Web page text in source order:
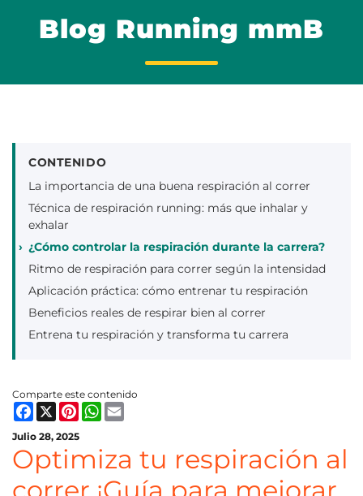
Blog Running mmB
CONTENIDO
La importancia de una buena respiración al correr
Técnica de respiración running: más que inhalar y
exhalar
¿Cómo controlar la respiración durante la carrera?
Ritmo de respiración para correr según la intensidad
Aplicación práctica: cómo entrenar tu respiración
Beneficios reales de respirar bien al correr
Entrena tu respiración y transforma tu carrera
Comparte este contenido
Facebook
X PinterestWhatsApp
Julio 28, 2025
Optimiza tu respiración al